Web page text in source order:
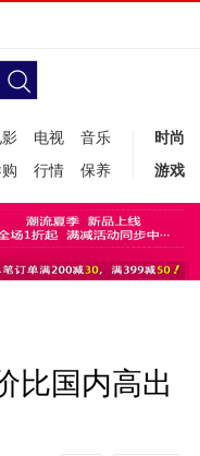
电视
音乐
行情 保养
时尚
游戏
比国内高出